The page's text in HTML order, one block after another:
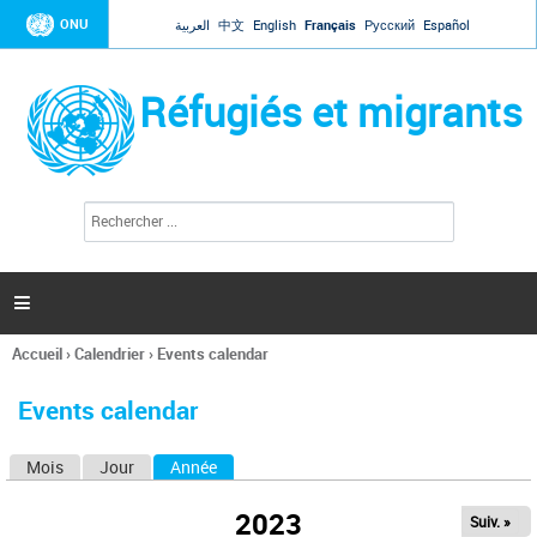
Jump to navigation
ONU العربية 中文 English Français Русский Español
Réfugiés et migrants
l
c
h
e

Vous
ici
Accueil›Calendrier› Events calendar
Events calendar
Mois Jour Année
2023 Suiv. »